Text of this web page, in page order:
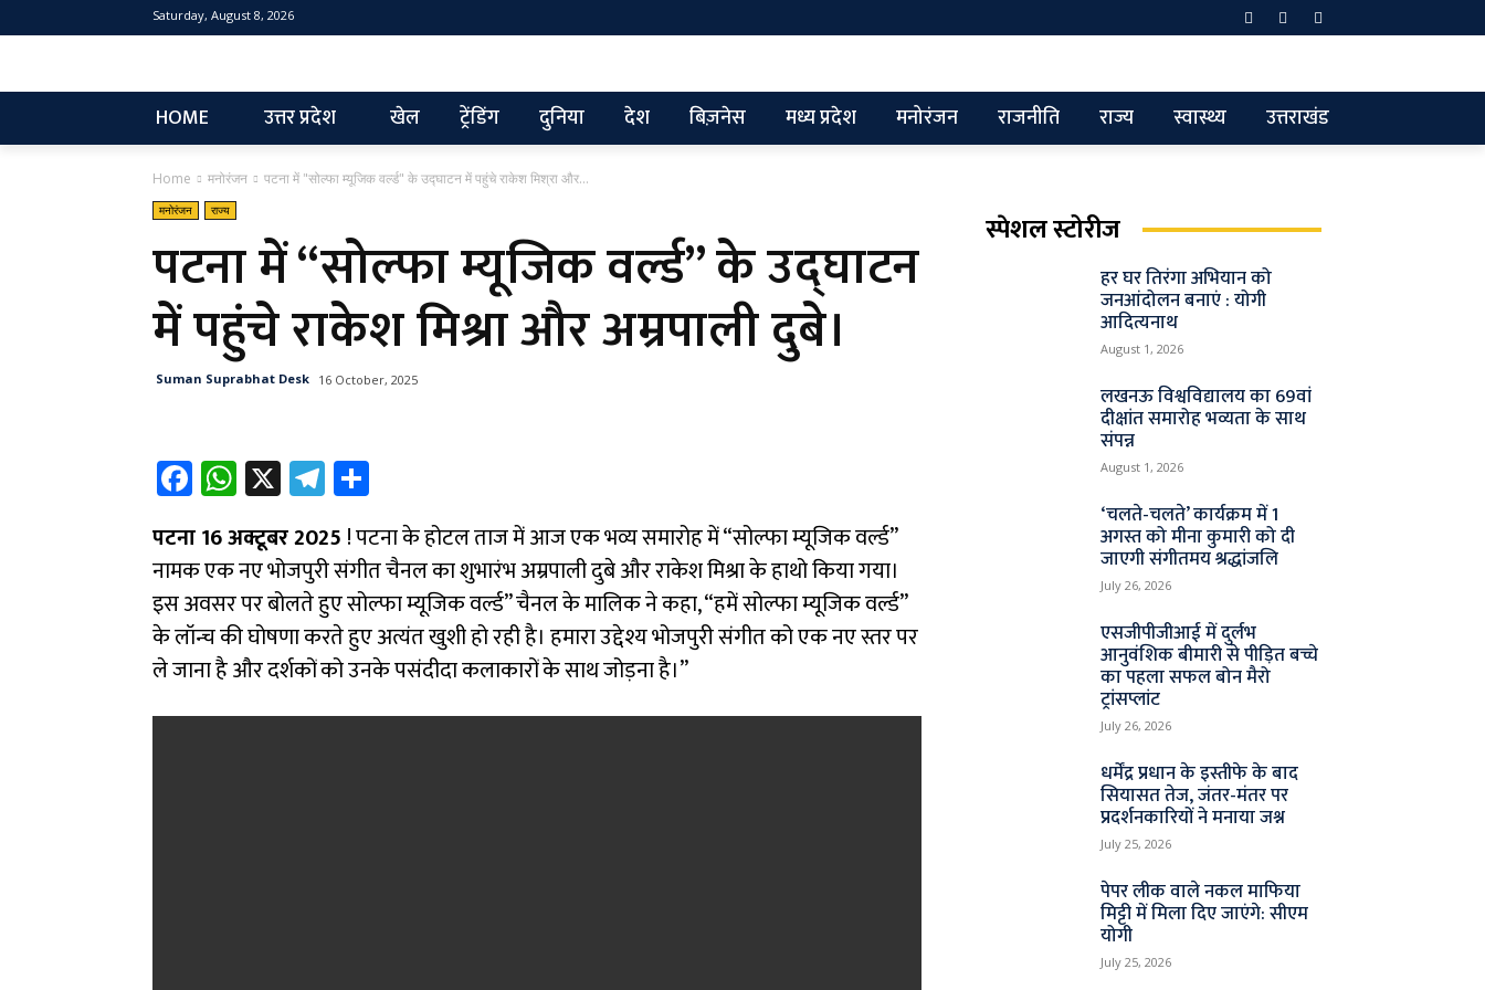
Saturday, August 8, 2026
HOME उत्तर प्रदेश खेल ट्रेंडिंग दुनिया देश बिज़नेस मध्य प्रदेश मनोरंजन राजनीति राज्य स्वास्थ्य उत्तराखंड
Home मनोरंजन पटना में "सोल्फा म्यूजिक वर्ल्ड" के उद्घाटन में पहुंचे राकेश मिश्रा और...
मनोरंजन राज्य
पटना में “सोल्फा म्यूजिक वर्ल्ड” के उद्घाटन
में पहुंचे राकेश मिश्रा और अम्रपाली दुबे।
Suman Suprabhat Desk 16 October, 2025
Fa
ce
b
o
ok
W
h
at
sA
p
p
X Te
le
gr
a
m
e
पटना 16 अक्टूबर 2025 ! पटना के होटल ताज में आज एक भव्य समारोह में “सोल्फा म्यूजिक वर्ल्ड”
नामक एक नए भोजपुरी संगीत चैनल का शुभारंभ अम्रपाली दुबे और राकेश मिश्रा के हाथो किया गया।
इस अवसर पर बोलते हुए सोल्फा म्यूजिक वर्ल्ड” चैनल के मालिक ने कहा, “हमें सोल्फा म्यूजिक वर्ल्ड”
के लॉन्च की घोषणा करते हुए अत्यंत खुशी हो रही है। हमारा उद्देश्य भोजपुरी संगीत को एक नए स्तर पर
ले जाना है और दर्शकों को उनके पसंदीदा कलाकारों के साथ जोड़ना है।”
स्पेशल स्टोरीज
हर घर तिरंगा अभियान को
जनआंदोलन बनाएं : योगी
आदित्यनाथ
August 1, 2026
लखनऊ विश्वविद्यालय का 69वां
दीक्षांत समारोह भव्यता के साथ
संपन्न
August 1, 2026
‘चलते-चलते’ कार्यक्रम में 1
अगस्त को मीना कुमारी को दी
जाएगी संगीतमय श्रद्धांजलि
July 26, 2026
एसजीपीजीआई में दुर्लभ
आनुवंशिक बीमारी से पीड़ित बच्चे
का पहला सफल बोन मैरो
ट्रांसप्लांट
July 26, 2026
धर्मेंद्र प्रधान के इस्तीफे के बाद
सियासत तेज, जंतर-मंतर पर
प्रदर्शनकारियों ने मनाया जश्न
July 25, 2026
पेपर लीक वाले नकल माफिया
मिट्टी में मिला दिए जाएंगे: सीएम
योगी
July 25, 2026